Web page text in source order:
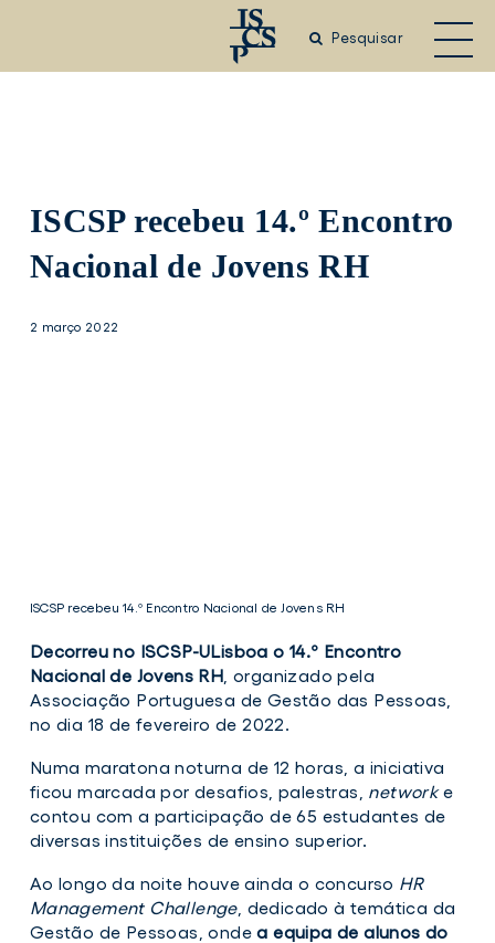
Pesquisar
ISCSP recebeu 14.º Encontro
Nacional de Jovens RH
2 março 2022
ISCSP
recebeu
14.º
Nacional
de
Jovens
RH
ISCSP recebeu 14.º Encontro Nacional de Jovens RH
Decorreu no ISCSP-ULisboa o 14.º Encontro
Nacional de Jovens RH , organizado pela
Associação Portuguesa de Gestão das Pessoas,
no dia 18 de fevereiro de 2022.
Numa maratona noturna de 12 horas, a iniciativa
ficou marcada por desafios, palestras, networke
contou com a participação de 65 estudantes de
diversas instituições de ensino superior.
Ao longo da noite houve ainda o concurso HR
Management Challenge, dedicado à temática da
Gestão de Pessoas, onde aequipa de alunos do